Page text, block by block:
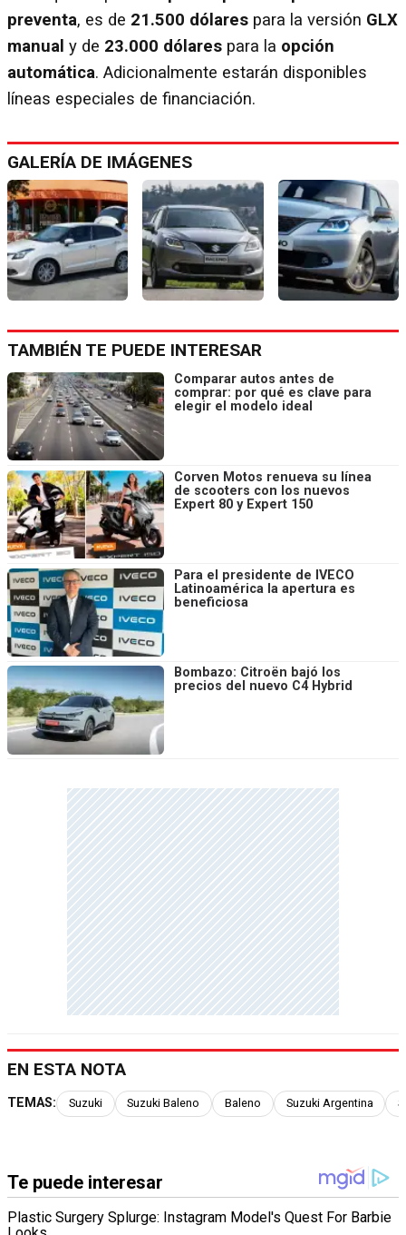
preventa, es de 21.500 dólares para la versión GLX
manual y de 23.000 dólares para la opción
automática. Adicionalmente estarán disponibles
líneas especiales de financiación.
GALERÍA DE IMÁGENES
TAMBIÉN TE PUEDE INTERESAR
Comparar autos antes de
comprar: por qué es clave para
elegir el modelo ideal
Corven Motos renueva su línea
de scooters con los nuevos
Expert 80 y Expert 150
Para el presidente de IVECO
Latinoamérica la apertura es
beneficiosa
Bombazo: Citroën bajó los
precios del nuevo C4 Hybrid
EN ESTA NOTA
TEMAS: Suzuki Suzuki Baleno Baleno Suzuki Argentina